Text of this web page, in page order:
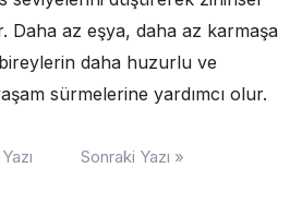
Daha az eşya, daha az karmaşa
daha huzurlu ve
sürmelerine yardımcı olur.
Sonraki Yazı »